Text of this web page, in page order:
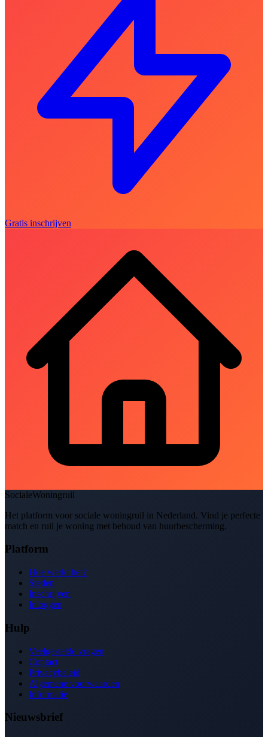
Gratis inschrijven
SocialeWoningruil
Het platform voor sociale woningruil in Nederland. Vind je perfecte
match en ruil je woning met behoud van huurbescherming.
Platform
Hoe werkt het?
Steden
Inschrijven
Inloggen
Hulp
Veelgestelde vragen
Contact
Privacybeleid
Algemene voorwaarden
Informatie
Nieuwsbrief